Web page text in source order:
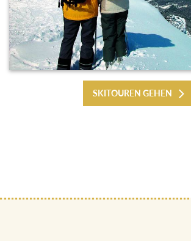
SKITOUREN GEHEN